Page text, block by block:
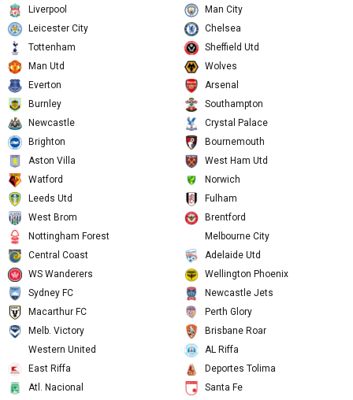
Liverpool
Man City
Leicester City
Chelsea
Tottenham
Sheffield Utd
Man Utd
Wolves
Everton
Arsenal
Burnley
Southampton
Newcastle
Crystal Palace
Brighton
Bournemouth
Aston Villa
West Ham Utd
Watford
Norwich
Leeds Utd
Fulham
West Brom
Brentford
Nottingham Forest
Melbourne City
Central Coast
Adelaide Utd
WS Wanderers
Wellington Phoenix
Sydney FC
Newcastle Jets
Macarthur FC
Perth Glory
Melb. Victory
Brisbane Roar
Western United
AL Riffa
East Riffa
Deportes Tolima